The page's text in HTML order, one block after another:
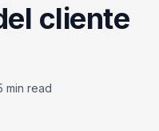
cliente
min read